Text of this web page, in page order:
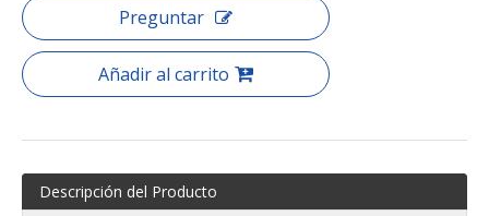
Preguntar
Añadir al carrito
Descripción del Producto